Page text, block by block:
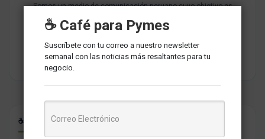
Somos un medio de comunicación peruano cuyo objetivo es
brindar una selección de contenidos relevantes sobre
marketing, comunicaciones, liderazgo, tecnología y negocios
☕ CAFÉ PARA PYMES
☕ Café para Pymes
Suscríbete con tu correo a nuestro newsletter
semanal con las noticias más resaltantes para tu
negocio.